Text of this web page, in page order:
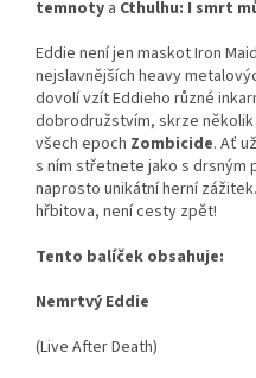
temnoty a Cthulhu: I smrt
Eddie není jen maskot Iron
nejslavnějších heavy
dovolí vzít Eddieho různé
dobrodružstvím, skrze několik
všech epoch Zombicide. Ať
s ním střetnete jako s drsným
naprosto unikátní herní
hřbitova, není cesty zpět!
Tento balíček obsahuje:
Nemrtvý Eddie
(Live After Death)